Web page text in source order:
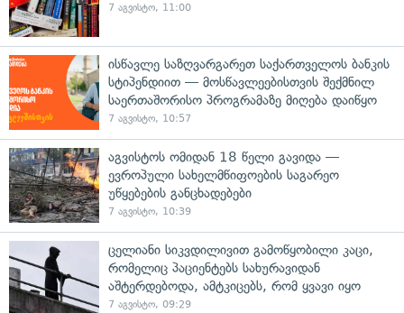
7 აგვისტო, 11:00
ისწავლე საზღვარგარეთ საქართველოს ბანკის
სტიპენდიით — მოსწავლეებისთვის შექმნილ
საერთაშორისო პროგრამაზე მიღება დაიწყო
7 აგვისტო, 10:57
აგვისტოს ომიდან 18 წელი გავიდა —
ევროპული სახელმწიფოების საგარეო
უწყებების განცხადებები
7 აგვისტო, 10:39
ცელიანი სიკვდილივით გამოწყობილი კაცი,
რომელიც პაციენტებს სახურავიდან
აშტერდებოდა, ამტკიცებს, რომ ყვავი იყო
7 აგვისტო, 09:29